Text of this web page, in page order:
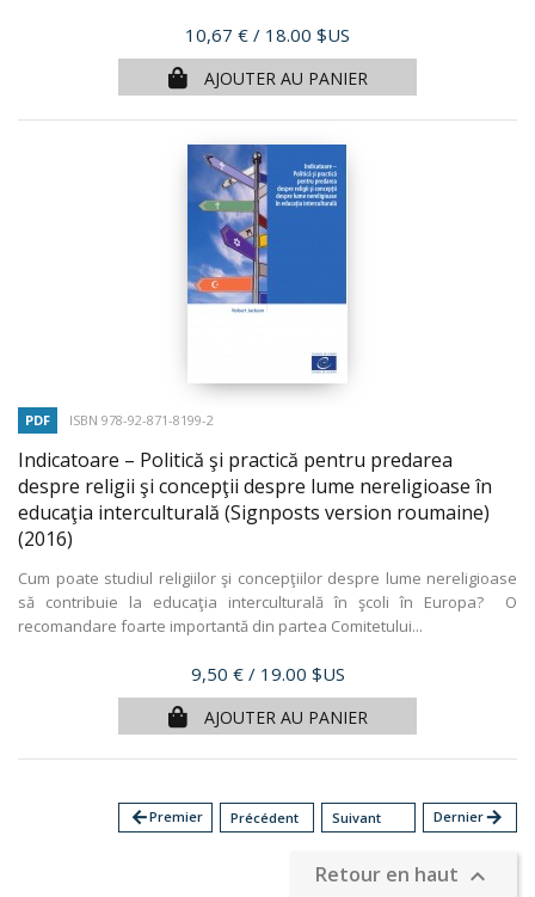
Prix
10,67 € / 18.00 $US
AJOUTER AU PANIER
PDF ISBN 978-92-871-8199-2
Indicatoare – Politică şi practică pentru predarea
despre religii şi concepţii despre lume nereligioase în
educaţia interculturală (Signposts version roumaine)
(2016)
Cum poate studiul religiilor şi concepţiilor despre lume nereligioase
să contribuie la educaţia interculturală în şcoli în Europa? O
recomandare foarte importantă din partea Comitetului...
Prix
9,50 € / 19.00 $US
AJOUTER AU PANIER
arrow_backPremier Précédent Suivant Dernierarrow_forward
Retour en haut 